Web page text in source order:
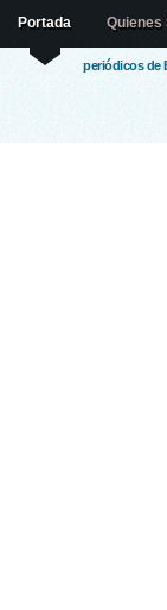
periódicos de
Portada Quienes